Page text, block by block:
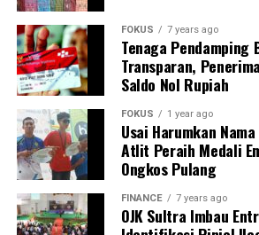
FOKUS 7 years ago
Tenaga Pendamping
Transparan,
Saldo Nol Rupiah
FOKUS 1 year ago
Usai Harumkan
Atlit Peraih Medali
Ongkos Pulang
FINANCE 7 years ago
OJK Sultra Imbau